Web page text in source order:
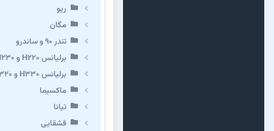
ریو
مگان
تندر ۹۰ و ساندرو
برلیانس H220 و H230
برلیانس H330 و H320 و کراس
ماکسیما
تیانا
قشقایی